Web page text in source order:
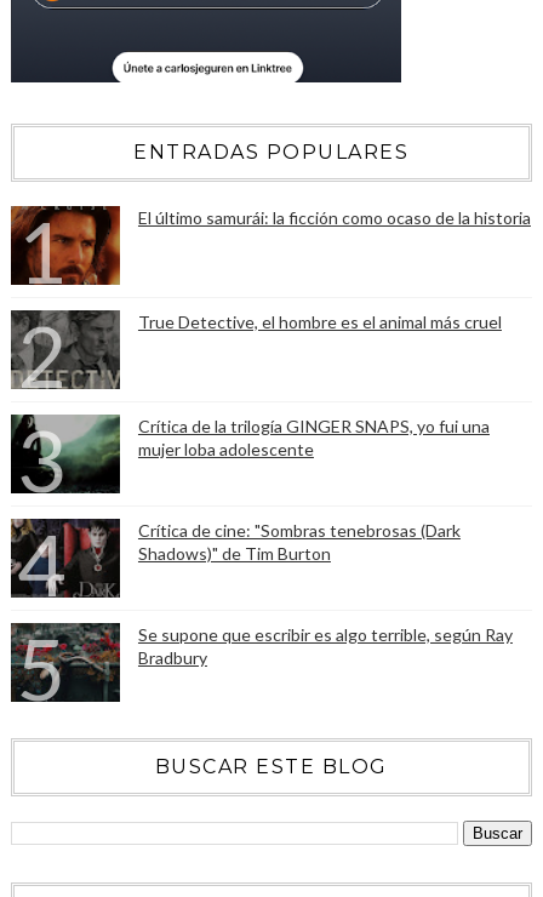
ENTRADAS POPULARES
El último samurái: la ficción como ocaso de la historia
True Detective, el hombre es el animal más cruel
Crítica de la trilogía GINGER SNAPS, yo fui una
mujer loba adolescente
Crítica de cine: "Sombras tenebrosas (Dark
Shadows)" de Tim Burton
Se supone que escribir es algo terrible, según Ray
Bradbury
BUSCAR ESTE BLOG